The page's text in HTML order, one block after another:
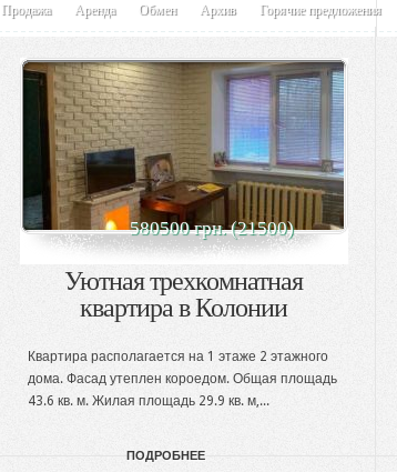
Продажа Аренда Обмен Архив Горячие предложения
580500 грн. (21500)
Уютная трехкомнатная
квартира в Колонии
Квартира располагается на 1 этаже 2 этажного
дома. Фасад утеплен короедом. Общая площадь
43.6 кв. м. Жилая площадь 29.9 кв. м,...
ПОДРОБНЕЕ